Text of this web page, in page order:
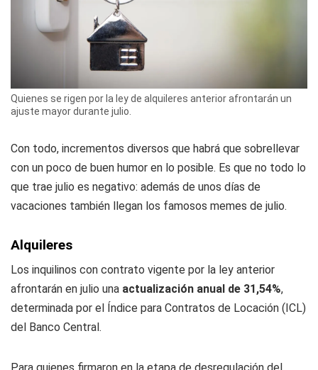
Quienes se rigen por la ley de alquileres anterior afrontarán un
ajuste mayor durante julio.
Con todo, incrementos diversos que habrá que sobrellevar
con un poco de buen humor en lo posible. Es que no todo lo
que trae julio es negativo: además de unos días de
vacaciones también llegan los famosos memes de julio.
Alquileres
Los inquilinos con contrato vigente por la ley anterior
afrontarán en julio una actualización anual de 31,54%,
determinada por el Índice para Contratos de Locación (ICL)
del Banco Central.